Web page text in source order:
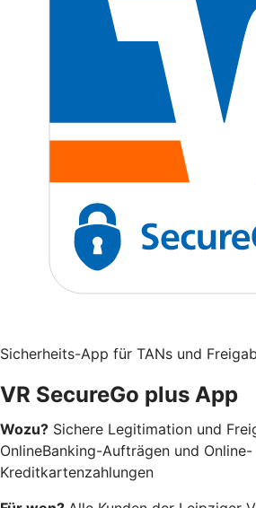
Sicherheits-App für TANs und
VR SecureGo plus App
Wozu? Sichere Legitimation und
OnlineBanking-Aufträgen und Online-
Kreditkartenzahlungen